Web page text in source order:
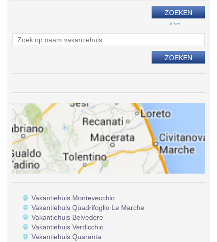
reset
Vakantiehuis Montevecchio
Vakantiehuis Quadrifoglio Le Marche
Vakantiehuis Belvedere
Vakantiehuis Verdicchio
Vakantiehuis Quaranta